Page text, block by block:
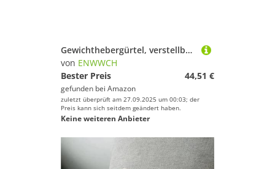
Gewichthebergürtel, verstellbar, Nylon, Fitnessstudio, Workout-Gürtel for Männer und Frauen, Kreuzheben, Hocken, Heben, Rückenstütze Für Krafttraining Gewichtheben(Gray,L)
von ENWWCH
Bester Preis
44,51 €
gefunden bei Amazon
zuletzt überprüft am 27.09.2025 um 00:03; der
Preis kann sich seitdem geändert haben.
Keine weiteren Anbieter